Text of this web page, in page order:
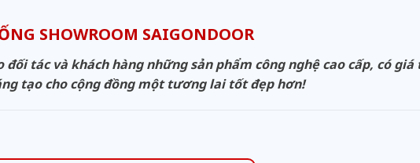
SHOWROOM SAIGONDOOR
đối tác và khách hàng những sản phẩm công nghệ cao cấp, có
tạo cho cộng đồng một tương lai tốt đẹp hơn!